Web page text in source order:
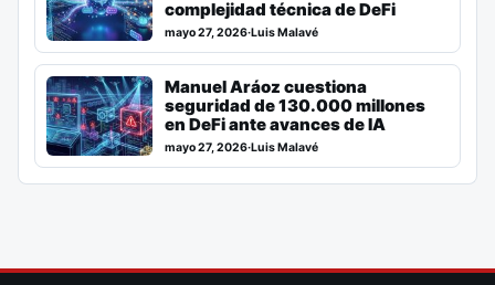
complejidad técnica de DeFi
mayo 27, 2026·Luis Malavé
Manuel Aráoz cuestiona
seguridad de 130.000 millones
en DeFi ante avances de IA
mayo 27, 2026·Luis Malavé